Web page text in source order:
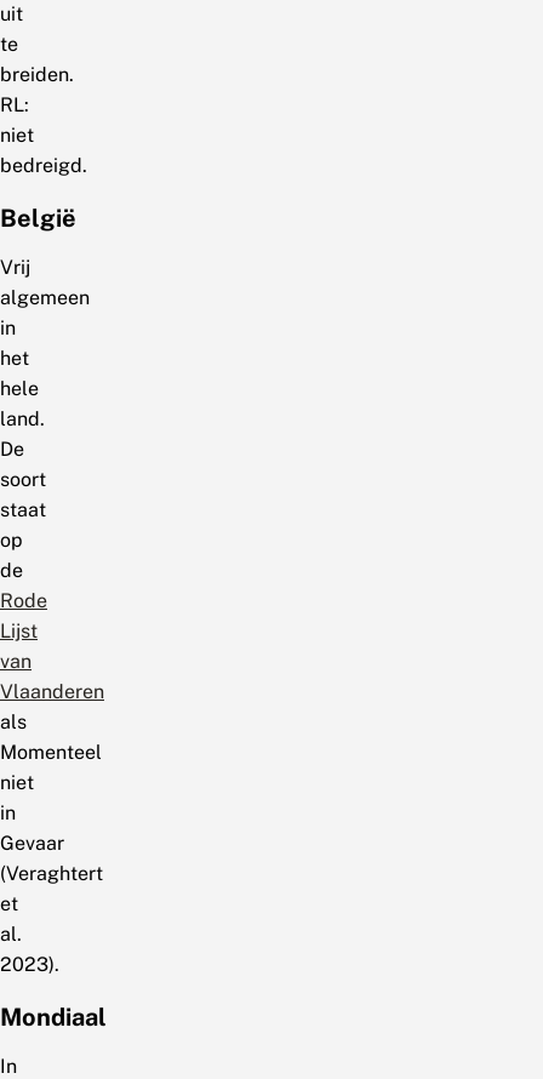
uit
te
breiden.
RL:
niet
bedreigd.
België
Vrij
algemeen
in
het
hele
land.
De
soort
staat
op
de
Rode
Lijst
van
Vlaanderen
als
Momenteel
niet
in
Gevaar
(Veraghtert
et
al.
2023).
Mondiaal
In